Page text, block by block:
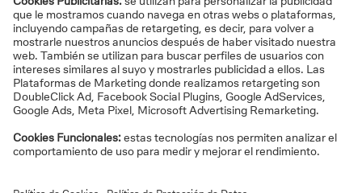
En forma mixta:una parte inicial en capital y el
resto como renta.
Aplicación de reducciones:Para aportaciones
realizadas antes del 31 de diciembre de 2006, se
puede aplicar una reducción del 40% sobre las
prestaciones recibidas en forma de capital, siempre
que se cumplan los plazos establecidos.